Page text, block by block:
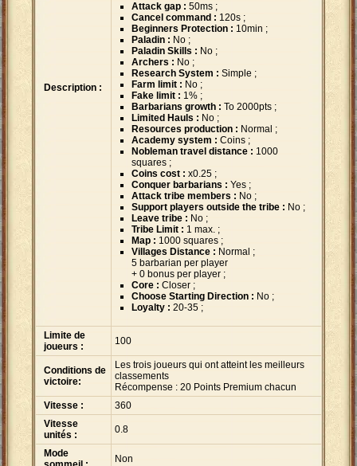
Description :
Attack gap : 50ms ;
Cancel command : 120s ;
Beginners Protection : 10min ;
Paladin : No ;
Paladin Skills : No ;
Archers : No ;
Research System : Simple ;
Farm limit : No ;
Fake limit : 1% ;
Barbarians growth : To 2000pts ;
Limited Hauls : No ;
Resources production : Normal ;
Academy system : Coins ;
Nobleman travel distance : 1000
squares ;
Coins cost : x0.25 ;
Conquer barbarians : Yes ;
Attack tribe members : No ;
Support players outside the tribe : No ;
Leave tribe : No ;
Tribe Limit : 1 max. ;
Map : 1000 squares ;
Villages Distance : Normal ;
5 barbarian per player
+ 0 bonus per player ;
Core : Closer ;
Choose Starting Direction : No ;
Loyalty : 20-35 ;
Limite de
joueurs :
100
Conditions de
victoire:
Les trois joueurs qui ont atteint les meilleurs
classements
Récompense : 20 Points Premium chacun
Vitesse :
360
Vitesse
unités :
0.8
Mode
Non